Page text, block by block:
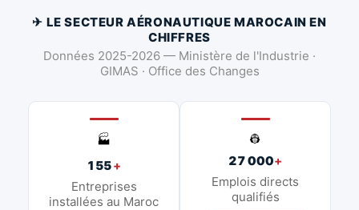
✈ LE SECTEUR AÉRONAUTIQUE MAROCAIN EN
CHIFFRES
Données 2025-2026 — Ministère de l'Industrie ·
GIMAS · Office des Changes
🏭
155+
Entreprises
installées au Maroc
👷
27 000+
Emplois directs
qualifiés